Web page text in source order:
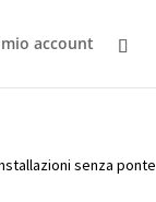
account
senza ponte